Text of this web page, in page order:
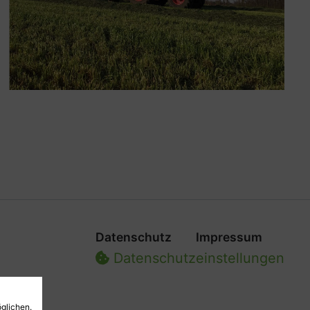
Datenschutz Impressum
Datenschutz­einstellungen